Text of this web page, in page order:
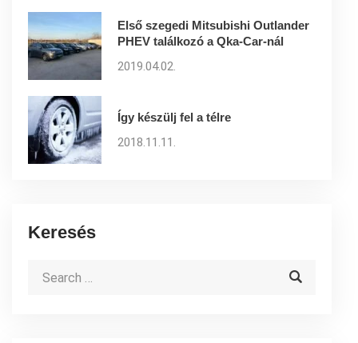
Első szegedi Mitsubishi Outlander
PHEV találkozó a Qka-Car-nál
2019.04.02.
Így készülj fel a télre
2018.11.11.
Keresés